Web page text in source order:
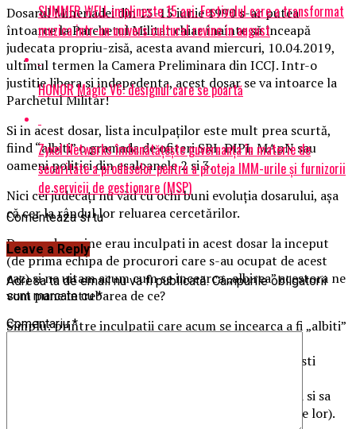
Dosarul Mineriadei din 13-15 iunie 1990 s-ar putea
întoarce la Parchetul Militar chiar înainte să înceapă
judecata propriu-zisă, acesta avand miercuri, 10.04.2019,
ultimul termen la Camera Preliminara din ICCJ. Intr-o
justitie libera si indepedenta, acest dosar se va intoarce la
Parchetul Militar!
Si in acest dosar, lista inculpaţilor este mult prea scurtă,
fiind “albiti” o gramada de ofiteri SRI, DIPI, MApN sau
oameni politici din esaloanele 2 si 3.
Nici cei judecaţi nu văd cu ochi buni evoluţia dosarului, aşa
că cer la rândul lor reluarea cercetărilor.
Daca vedem cine erau inculpati in acest dosar la inceput
(de prima echipa de procurori care s-au ocupat de acest
caz) si ne uitam acum cum se incearca „albirea” acestora ne
vom pune intrebarea de ce?
Simplu: printre inculpatii care acum se incearca a fi „albiti”
avansati la gradul de general de Ion Iliescu dar si fosti
Romaniei (va invitam sa cititi cu atentie investigatia si sa
verificati cine sunt persoanele repective si legaturile lor).
SUMMER WELL implineste 15 ani. Festivalul care a transformat
muzica intr-un univers cultural revine in august
HONOR Magic V6: designul care se poartă
Zyxel Networks îmbunătățește guvernanța în materie de
securitate a produselor pentru a proteja IMM-urile și furnizorii
de servicii de gestionare (MSP)
Comenteaza si tu
Leave a Reply
Adresa ta de email nu va fi publicată. Câmpurile obligatorii
sunt marcate cu*
Comentariu*